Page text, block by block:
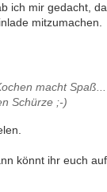
ich mir gedacht,
mitzumachen.
könnt ihr euch